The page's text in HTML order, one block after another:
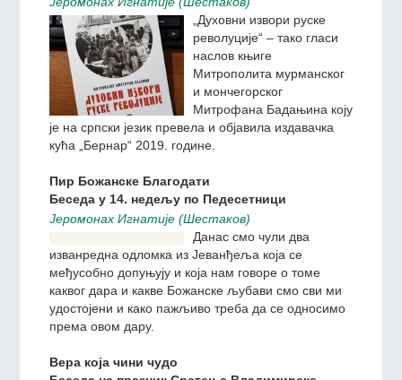
Jeромонах Игнатиjе (Шестаков)
Света Русија је, наравно,
жива, зато што је
бесмртна. Она у свом
највишем смислу припада
вечности. Нажалост, данас
се тога ни из далека не
сећају сви наши савременици, Руси.
Jeромонах Игнатиjе (Шестаков)
„Духовни извори руске
револуције“ – тако гласи
наслов књиге
Митрополита мурманског
и мончегорског
Митрофана Бадањина коју
је на српски језик превела и објавила издавачка
кућа „Бернар“ 2019. године.
Пир Божанске Благодати